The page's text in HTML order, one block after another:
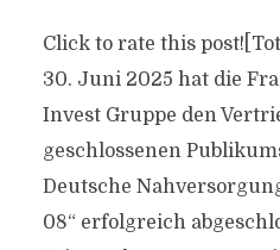
Click to rate this
30. Juni 2025 hat die
Invest Gruppe den
geschlossenen
Deutsche
08“ erfolgreich